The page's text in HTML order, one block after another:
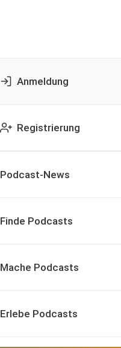
Anmeldung
Registrierung
Podcast-News
Finde Podcasts
Mache Podcasts
Erlebe Podcasts